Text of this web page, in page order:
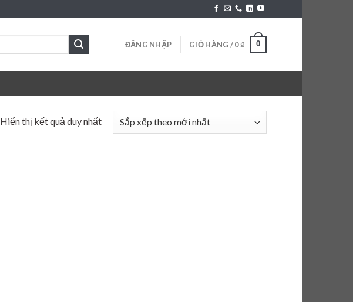
ĐĂNG NHẬP GIỎ HÀNG /0₫ 0
Hiển thị kết quả duy nhất